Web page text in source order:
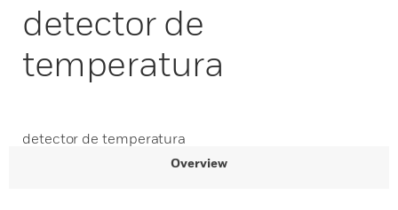
detector de
temperatura
detector de temperatura
Overview